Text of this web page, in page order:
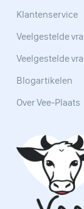
Klantenservice
Veelgestelde
Veelgestelde
Blogartikelen
Over Vee-Plaats